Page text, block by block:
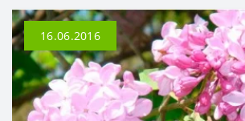
16.06.2016